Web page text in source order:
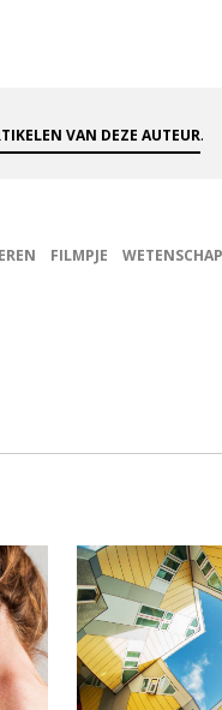
VAN DEZE AUTEUR.
FILMPJE WETENSCHAP